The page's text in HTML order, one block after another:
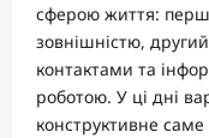
сферою життя:
зовнішністю,
контактами та
роботою. У ці дні
конструктивне